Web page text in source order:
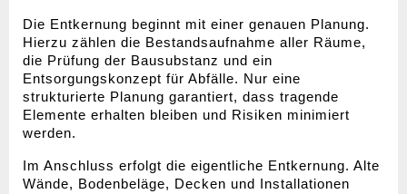
Die Entkernung beginnt mit einer genauen Planung.
Hierzu zählen die Bestandsaufnahme aller Räume,
die Prüfung der Bausubstanz und ein
Entsorgungskonzept für Abfälle. Nur eine
strukturierte Planung garantiert, dass tragende
Elemente erhalten bleiben und Risiken minimiert
werden.
Im Anschluss erfolgt die eigentliche Entkernung. Alte
Wände, Bodenbeläge, Decken und Installationen